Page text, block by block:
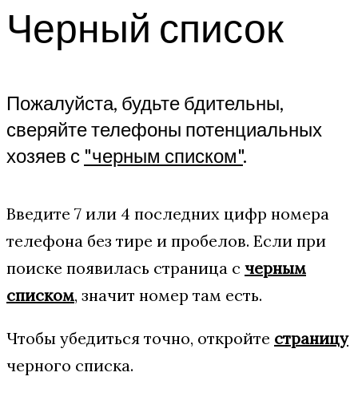
Черный список
Пожалуйста, будьте бдительны,
сверяйте телефоны потенциальных
хозяев с "черным списком".
Введите 7 или 4 последних цифр номера
телефона без тире и пробелов. Если при
поиске появилась страница с черным
списком, значит номер там есть.
Чтобы убедиться точно, откройте страницу
черного списка.